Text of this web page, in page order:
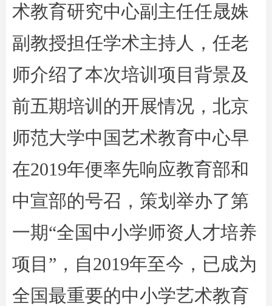
术教育研究中心副主任任晟姝
副教授担任学术主持人，任老
师介绍了本次培训项目背景及
前五期培训的开展情况，北京
师范大学中国艺术教育中心早
在2019年便率先响应教育部和
中宣部的号召，策划举办了第
一期“全国中小学师资人才培养
项目”，自2019年至今，已成为
全国最重要的中小学艺术教育